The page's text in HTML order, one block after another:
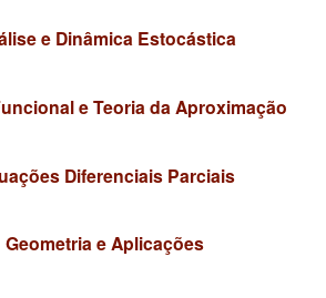
e Dinâmica Estocástica
e Teoria da Aproximação
Diferenciais Parciais
Geometria e Aplicações